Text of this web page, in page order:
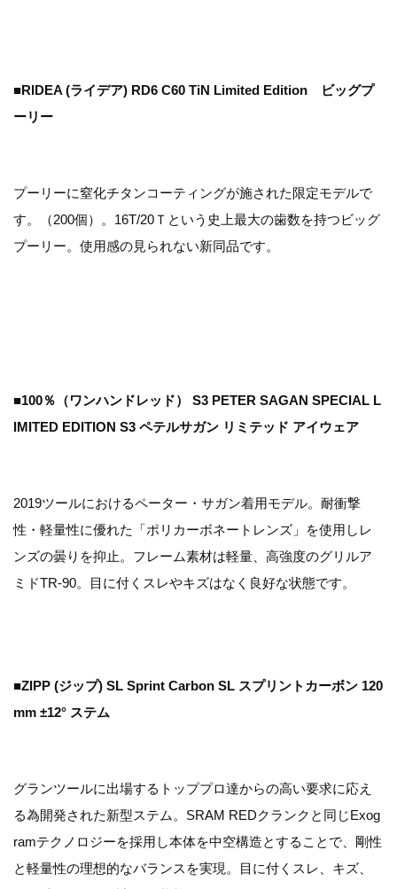
■RIDEA (ライデア) RD6 C60 TiN Limited Edition ビッグプ
ーリー
プーリーに窒化チタンコーティングが施された限定モデルで
す。（200個）。16T/20Ｔという史上最大の歯数を持つビッグ
プーリー。使用感の見られない新同品です。
■100％（ワンハンドレッド） S3 PETER SAGAN SPECIAL L
IMITED EDITION S3 ペテルサガン リミテッド アイウェア
2019ツールにおけるペーター・サガン着用モデル。耐衝撃
性・軽量性に優れた「ポリカーボネートレンズ」を使用しレ
ンズの曇りを抑止。フレーム素材は軽量、高強度のグリルア
ミドTR-90。目に付くスレやキズはなく良好な状態です。
■ZIPP (ジップ) SL Sprint Carbon SL スプリントカーボン 120
mm ±12° ステム
グランツールに出場するトッププロ達からの高い要求に応え
る為開発された新型ステム。SRAM REDクランクと同じExog
ramテクノロジーを採用し本体を中空構造とすることで、剛性
と軽量性の理想的なバランスを実現。目に付くスレ、キズ、